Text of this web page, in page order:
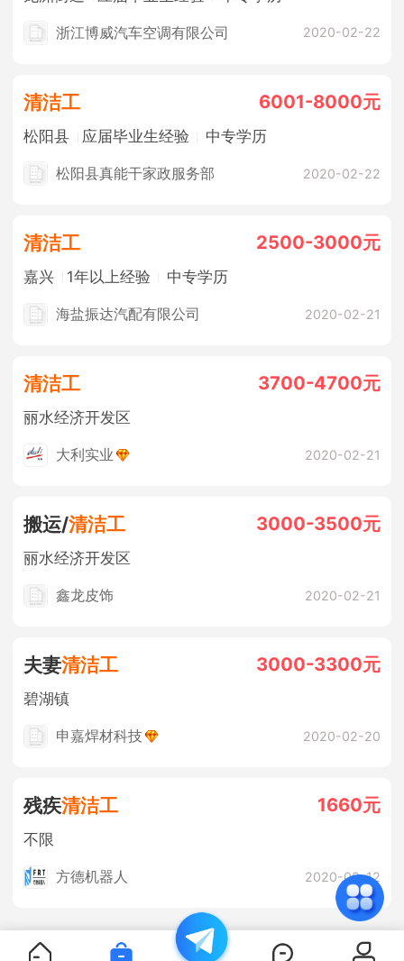
浙江博威汽车空调有限公司 2020-02-22
清洁工 6001-8000元
松阳县 应届毕业生经验 中专学历
松阳县真能干家政服务部 2020-02-22
清洁工 2500-3000元
嘉兴 1年以上经验 中专学历
海盐振达汽配有限公司 2020-02-21
清洁工 3700-4700元
丽水经济开发区
大利实业 2020-02-21
搬运/清洁工 3000-3500元
丽水经济开发区
鑫龙皮饰 2020-02-21
夫妻清洁工 3000-3300元
碧湖镇
申嘉焊材科技 2020-02-20
残疾清洁工 1660元
不限
方德机器人 2020-02-12